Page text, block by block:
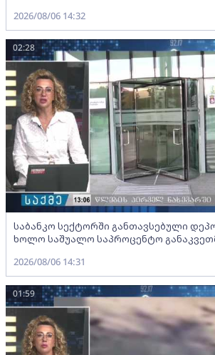
2026/08/06 14:32
საბანკო სექტორში განთავსებული
ხოლო საშუალო საპროცენტო
02:28
2026/08/06 14:31
01:59